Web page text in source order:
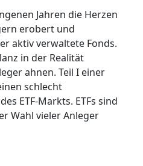
Jahren die Herzen
erobert und
aktiv verwaltete Fonds.
in der Realität
ahnen. Teil I einer
schlecht
ETF-Markts. ETFs sind
Wahl vieler Anleger